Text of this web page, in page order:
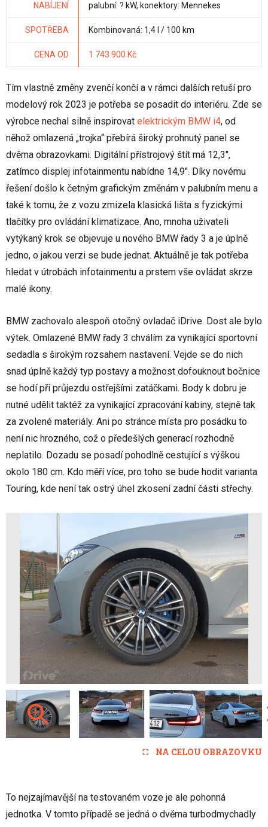
NABÍJENÍ palubní: ? kW, konektory: Mennekes
SPOTŘEBA Kombinovaná: 1,4 l / 100 km
CENA OD 1 743 900 Kč
Tím vlastně změny zvenčí končí a v rámci dalších retuší pro
modelový rok 2023 je potřeba se posadit do interiéru. Zde se
výrobce nechal silně inspirovat elektrickým BMW i4, od
něhož omlazená „trojka“ přebírá široký prohnutý panel se
dvěma obrazovkami. Digitální přístrojový štít má 12,3",
zatímco displej infotainmentu nabídne 14,9". Díky novému
řešení došlo k četným grafickým změnám v palubním menu a
také k tomu, že z vozu zmizela klasická lišta s fyzickými
tlačítky pro ovládání klimatizace. Ano, mnoha uživateli
vytýkaný krok se objevuje u nového BMW řady 3 a je úplně
jedno, o jakou verzi se bude jednat. Aktuálně je tak potřeba
hledat v útrobách infotainmentu a prstem vše ovládat skrze
malé ikony.
BMW zachovalo alespoň otočný ovladač iDrive. Dost ale bylo
výtek. Omlazené BMW řady 3 chválím za vynikající sportovní
sedadla s širokým rozsahem nastavení. Vejde se do nich
snad úplně každý typ postavy a možnost dofouknout bočnice
se hodí při průjezdu ostřejšími zatáčkami. Body k dobru je
nutné udělit taktéž za vynikající zpracování kabiny, stejně tak
za zvolené materiály. Ani po stránce místa pro posádku to
není nic hrozného, což o předešlých generací rozhodně
neplatilo. Dozadu se posadí pohodlně cestující s výškou
okolo 180 cm. Kdo měří více, pro toho se bude hodit varianta
Touring, kde není tak ostrý úhel zkosení zadní části střechy.
NA CELOU OBRAZOVKU
To nejzajímavější na testovaném voze je ale pohonná
jednotka. V tomto případě se jedná o dvěma turbodmychadly